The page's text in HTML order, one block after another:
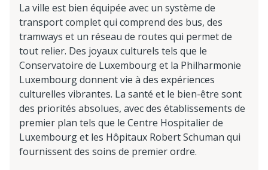
La ville est bien équipée avec un système de
transport complet qui comprend des bus, des
tramways et un réseau de routes qui permet de
tout relier. Des joyaux culturels tels que le
Conservatoire de Luxembourg et la Philharmonie
Luxembourg donnent vie à des expériences
culturelles vibrantes. La santé et le bien-être sont
des priorités absolues, avec des établissements de
premier plan tels que le Centre Hospitalier de
Luxembourg et les Hôpitaux Robert Schuman qui
fournissent des soins de premier ordre.